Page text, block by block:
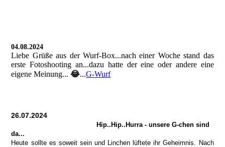
04.08.2024
Liebe Grüße aus der Wurf-Box...nach einer Woche stand das
erste Fotoshooting an...dazu hatte der eine oder andere eine
eigene Meinung... 😂...G-Wurf
26.07.2024
Hip..Hip..Hurra - unsere G-chen sind
da...
Heute sollte es soweit sein und Linchen lüftete ihr Geheimnis. Nach